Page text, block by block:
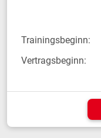
Trainingsbeginn:
Vertragsbeginn: